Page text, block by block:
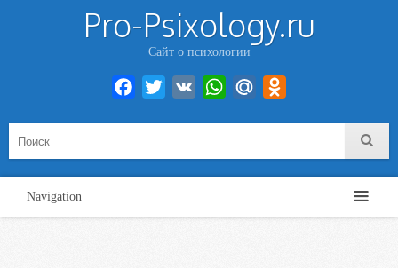
Pro-Psixology.ru
Сайт о психологии
Facebook
Twitter VK WhatsAppMail.Ru
Navigation